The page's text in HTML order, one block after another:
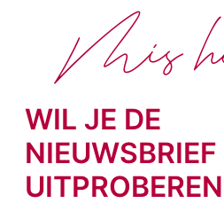
WIL JE DE
NIEUWSBRIEF
Mis